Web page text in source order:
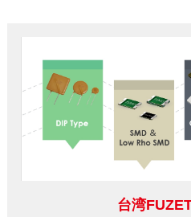
台湾